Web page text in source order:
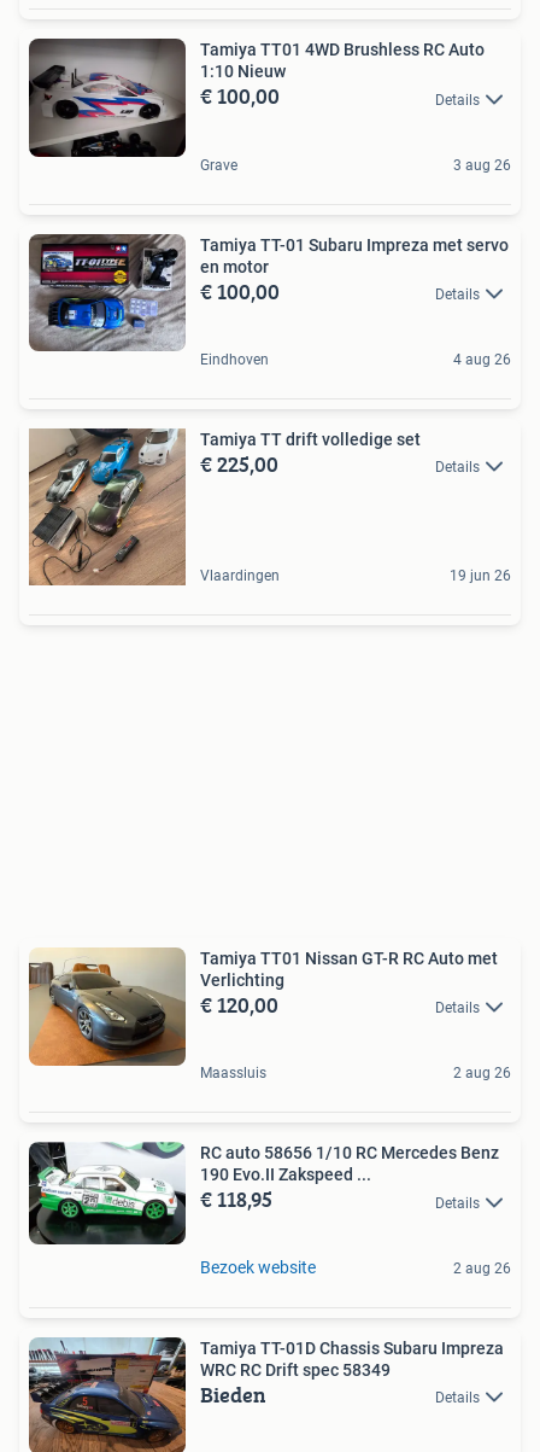
Tamiya TT01 4WD Brushless RC Auto
1:10 Nieuw
€ 100,00 Details
Grave 3 aug 26
Tamiya TT-01 Subaru Impreza met servo
en motor
€ 100,00 Details
Eindhoven 4 aug 26
Tamiya TT drift volledige set
€ 225,00 Details
Vlaardingen 19 jun 26
Tamiya TT01 Nissan GT-R RC Auto met
Verlichting
€ 120,00 Details
Maassluis 2 aug 26
RC auto 58656 1/10 RC Mercedes Benz
190 Evo.II Zakspeed ...
€ 118,95 Details
Bezoek website 2 aug 26
Tamiya TT-01D Chassis Subaru Impreza
WRC RC Drift spec 58349
Bieden Details